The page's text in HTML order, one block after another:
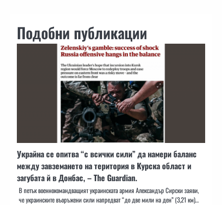
Подобни публикации
Украйна се опитва “с всички сили” да намери баланс
между завземането на територия в Курска област и
загубата й в Донбас, – The Guardian.
В петък военнокомандващият украинската армия Александър Сирски заяви,
че украинските въоръжени сили напредват “до две мили на ден” (3,21 км)…